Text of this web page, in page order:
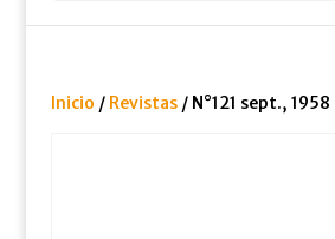
Inicio / Revistas/ N°121 sept., 1958